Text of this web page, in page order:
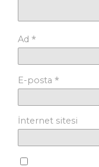
Ad *
E-posta *
İnternet sitesi